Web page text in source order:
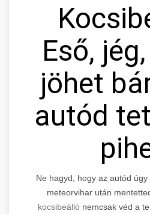
Eső,
jöhet
autód
Ne hagyd, hogy az autód
meteorvihar után
kocsibeálló nemcsak véd a